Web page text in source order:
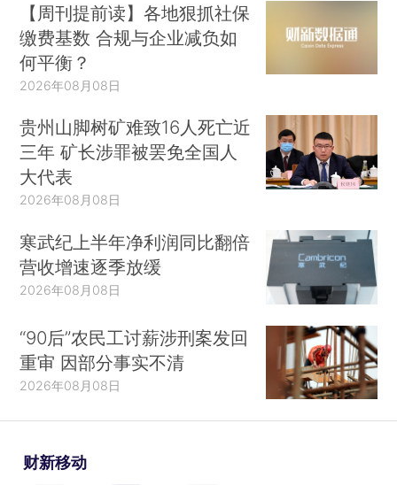
【周刊提前读】各地狠抓社保
缴费基数 合规与企业减负如
何平衡？
2026年08月08日
贵州山脚树矿难致16人死亡近
三年 矿长涉罪被罢免全国人
大代表
2026年08月08日
寒武纪上半年净利润同比翻倍
营收增速逐季放缓
2026年08月08日
“90后”农民工讨薪涉刑案发回
重审 因部分事实不清
2026年08月08日
财新移动